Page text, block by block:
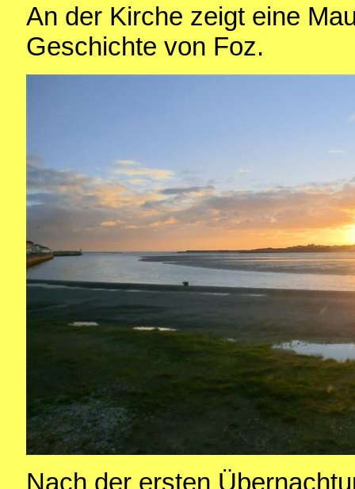
An der Kirche zeigt eine
Geschichte von Foz.
Nach der ersten